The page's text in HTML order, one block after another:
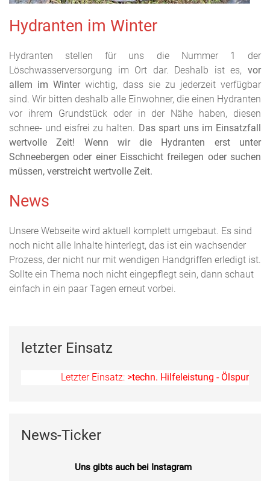
Hydranten im Winter
Hydranten stellen für uns die Nummer 1 der
Löschwasserversorgung im Ort dar. Deshalb ist es, vor
allem im Winterwichtig, dass sie zu jederzeit verfügbar
sind. Wir bitten deshalb alle Einwohner, die einen Hydranten
vor ihrem Grundstück oder in der Nähe haben, diesen
schnee- und eisfrei zu halten. Das spart uns im Einsatzfall
wertvolle Zeit! Wenn wir die Hydranten erst unter
Schneebergen oder einer Eisschicht freilegen oder suchen
müssen, verstreicht wertvolle Zeit.
News
Unsere Webseite wird aktuell komplett umgebaut. Es sind
noch nicht alle Inhalte hinterlegt, das ist ein wachsender
Prozess, der nicht nur mit wendigen Handgriffen erledigt ist.
Sollte ein Thema noch nicht eingepflegt sein, dann schaut
einfach in ein paar Tagen erneut vorbei.
letzter Einsatz
Letzter Einsatz:>techn. Hilfeleistung - Ölspur<am
News-Ticker